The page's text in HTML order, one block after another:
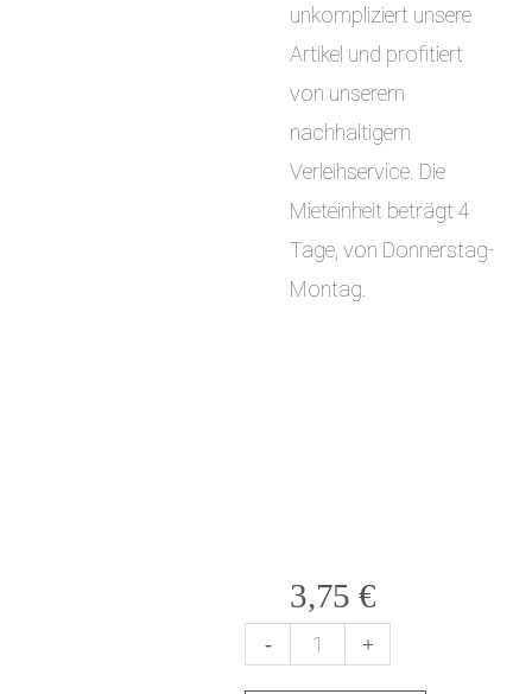
unkompliziert unsere
Artikel und profitiert
von unserem
nachhaltigem
Verleihservice. Die
Mieteinheit beträgt 4
Tage, von Donnerstag-
Montag.
3,75 €
-
V
+